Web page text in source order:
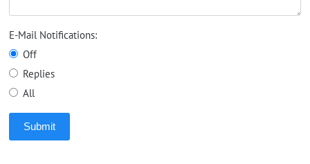
E-Mail Notifications:
Off
Replies
All
Submit